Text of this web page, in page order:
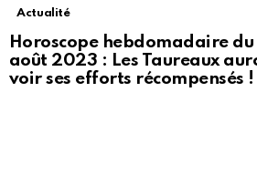
Actualité
Horoscope hebdomadaire
août 2023 : Les Taureaux
voir ses efforts récompensés !